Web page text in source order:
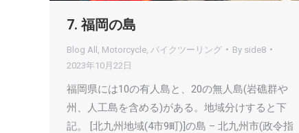
7. 福岡の島
Blog All Motorcycle バイクツーリング By side8
2023年10月22日
福岡県には10の有人島と、20の無人島(岩礁群や
州、人工島を含める)がある。地域分けすると下
記。 [北九州地域(4市9町)]の島 – 北九州市(政令指